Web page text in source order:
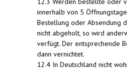
innerhalb von 5
Bestellung oder Absendung
nicht abgeholt, so wird
verfügt. Der entsprechende
dann vernichtet.
12.4 In Deutschland nicht